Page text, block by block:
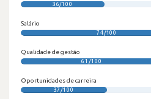
36/100
Salário
74/100
Qualidade de gestão
61/100
Oportunidades de carreira
37/100